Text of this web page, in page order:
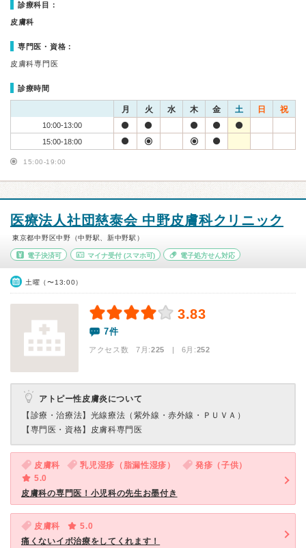
診療科目：
皮膚科
専門医・資格：
皮膚科専門医
診療時間
月 火 水 木 金 土 日 祝
10:00-13:00
15:00-18:00
15:00-19:00
医療法人社団慈泰会 中野皮膚科クリニック
東京都中野区中野（中野駅、新中野駅）
電子決済可 マイナ受付(スマホ可) 電子処方せん対応
土曜（〜13:00）
3.83
7件
アクセス数 7月:225 | 6月:252
アトピー性皮膚炎について
【診療・治療法】 光線療法（紫外線・赤外線・ＰＵＶＡ）
【専門医・資格】 皮膚科専門医
皮膚科 乳児湿疹（脂漏性湿疹）
発疹（子供）
5.0
皮膚科の専門医！小児科の先生お墨付き
皮膚科
5.0
痛くないイボ治療をしてくれます！